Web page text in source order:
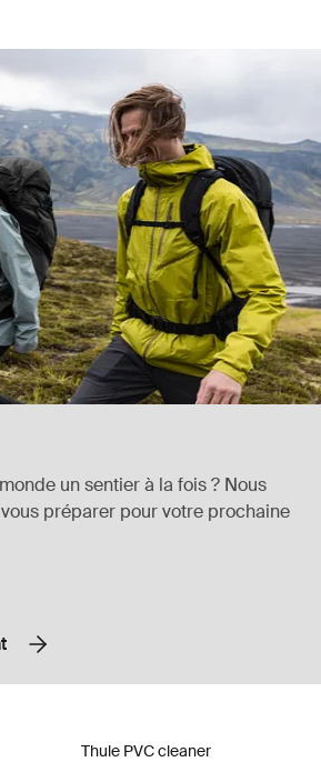
un sentier à la fois ? Nous
préparer pour votre prochaine
Thule PVC cleaner